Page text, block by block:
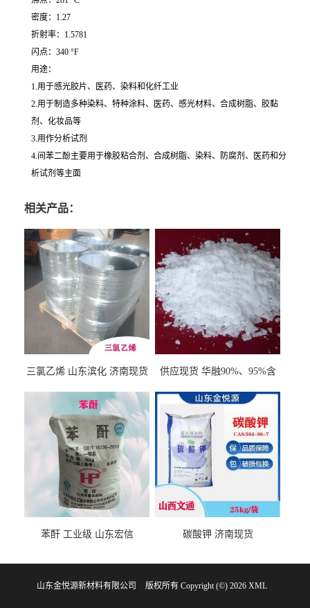
密度：1.27
折射率：1.5781
闪点：340 °F
用途：
1.用于感光胶片、医药、染料和化纤工业
2.用于制造多种染料、特种涂料、医药、感光材料、合成树脂、胶黏
剂、化妆品等
3.用作分析试剂
4.间苯二酚主要用于橡胶粘合剂、合成树脂、染料、防腐剂、医药和分
析试剂等主面
相关产品：
三氯乙烯 山东滨化 济南现货
供应现货 华融90%、95%含
苯酐 工业级 山东宏信 碳酸钾 济南现货
山东金悦源新材料有限公司 版权所有 Copyright (©) 2026 XML